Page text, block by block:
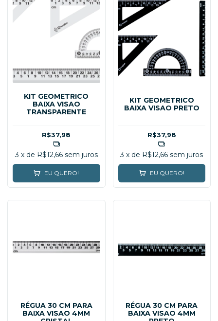
KIT GEOMETRICO
BAIXA VISAO
TRANSPARENTE
R$37,98
3 x de R$12,66 sem juros
EU QUERO!
KIT GEOMETRICO
BAIXA VISAO PRETO
R$37,98
3 x de R$12,66 sem juros
EU QUERO!
RÉGUA 30 CM PARA
BAIXA VISAO 4MM
RÉGUA 30 CM PARA
BAIXA VISAO 4MM